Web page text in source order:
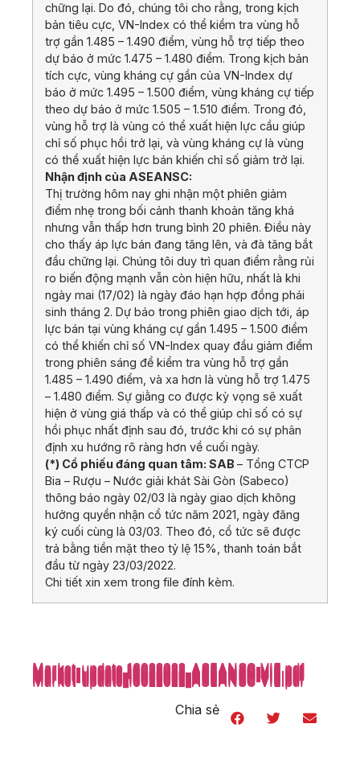
chững lại. Do đó, chúng tôi cho rằng, trong kịch
bản tiêu cực, VN-Index có thể kiểm tra vùng hỗ
trợ gần 1.485 – 1.490 điểm, vùng hỗ trợ tiếp theo
dự báo ở mức 1.475 – 1.480 điểm. Trong kịch bản
tích cực, vùng kháng cự gần của VN-Index dự
báo ở mức 1.495 – 1.500 điểm, vùng kháng cự tiếp
theo dự báo ở mức 1.505 – 1.510 điểm. Trong đó,
vùng hỗ trợ là vùng có thể xuất hiện lực cầu giúp
chỉ số phục hồi trở lại, và vùng kháng cự là vùng
có thể xuất hiện lực bán khiến chỉ số giảm trở lại.
Nhận định của ASEANSC:
Thị trường hôm nay ghi nhận một phiên giảm
điểm nhẹ trong bối cảnh thanh khoản tăng khá
nhưng vẫn thấp hơn trung bình 20 phiên. Điều này
cho thấy áp lực bán đang tăng lên, và đà tăng bắt
đầu chững lại. Chúng tôi duy trì quan điểm rằng rủi
ro biến động mạnh vẫn còn hiện hữu, nhất là khi
ngày mai (17/02) là ngày đáo hạn hợp đồng phái
sinh tháng 2. Dự báo trong phiên giao dịch tới, áp
lực bán tại vùng kháng cự gần 1.495 – 1.500 điểm
có thể khiến chỉ số VN-Index quay đầu giảm điểm
trong phiên sáng để kiểm tra vùng hỗ trợ gần
1.485 – 1.490 điểm, và xa hơn là vùng hỗ trợ 1.475
– 1.480 điểm. Sự giằng co được kỳ vọng sẽ xuất
hiện ở vùng giá thấp và có thể giúp chỉ số có sự
hồi phục nhất định sau đó, trước khi có sự phân
định xu hướng rõ ràng hơn về cuối ngày.
(*) Cổ phiếu đáng quan tâm: SAB – Tổng CTCP
Bia – Rượu – Nước giải khát Sài Gòn (Sabeco)
thông báo ngày 02/03 là ngày giao dịch không
hưởng quyền nhận cổ tức năm 2021, ngày đăng
ký cuối cùng là 03/03. Theo đó, cổ tức sẽ được
trả bằng tiền mặt theo tỷ lệ 15%, thanh toán bắt
đầu từ ngày 23/03/2022.
Chi tiết xin xem trong file đính kèm.
Market-update_16022022_ASEANSC-VIE.pdf
Market-update_16022022_ASEANSC-VIE.pdf
Market-update_16022022_ASEANSC-VIE.pdf
Market-update_16022022_ASEANSC-VIE.pdf
Market-update_16022022_ASEANSC-VIE.pdf
Market-update_16022022_ASEANSC-VIE.pdf
Market-update_16022022_ASEANSC-VIE.pdf
Market-update_16022022_ASEANSC-VIE.pdf
Market-update_16022022_ASEANSC-VIE.pdf
Market-update_16022022_ASEANSC-VIE.pdf
Market-update_16022022_ASEANSC-VIE.pdf
Market-update_16022022_ASEANSC-VIE.pdf
Market-update_16022022_ASEANSC-VIE.pdf
Market-update_16022022_ASEANSC-VIE.pdf
Market-update_16022022_ASEANSC-VIE.pdf
Market-update_16022022_ASEANSC-VIE.pdf
Market-update_16022022_ASEANSC-VIE.pdf
Market-update_16022022_ASEANSC-VIE.pdf
Market-update_16022022_ASEANSC-VIE.pdf
Chia sẻ